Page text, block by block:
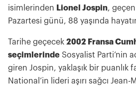
isimlerinden Lionel Jospin,
Pazartesi günü, 88 yaşında
Tarihe geçecek 2002 Fransa
seçimlerinde Sosyalist Parti’nin
giren Jospin, yaklaşık bir puanlık
National’in lideri aşırı sağcı Jean-